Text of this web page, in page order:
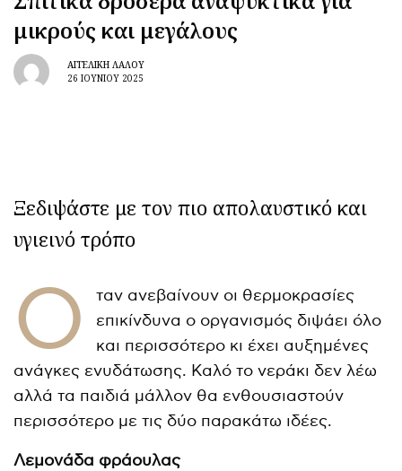
μικρούς και μεγάλους
ΑΓΓΕΛΙΚΉ ΛΆΛΟΥ
26 ΙΟΥΝΊΟΥ 2025
Ξεδιψάστε με τον πιο απολαυστικό και
υγιεινό τρόπο
Ό
ταν ανεβαίνουν οι θερμοκρασίες
επικίνδυνα ο οργανισμός διψάει όλο
και περισσότερο κι έχει αυξημένες
ανάγκες ενυδάτωσης. Καλό το νεράκι δεν λέω
αλλά τα παιδιά μάλλον θα ενθουσιαστούν
περισσότερο με τις δύο παρακάτω ιδέες.
Λεμονάδα φράουλας